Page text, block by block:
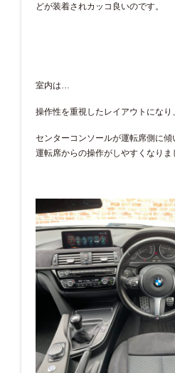
どが装着されカッコ良いのです。
室内は…
操作性を重視したレイアウトになり、
センターコンソールが運転席側に
運転席からの操作がしやすくなりま